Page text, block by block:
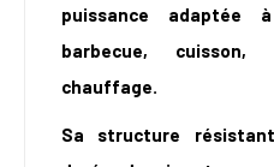
puissance adaptée
barbecue,
chauffage.
Sa structure